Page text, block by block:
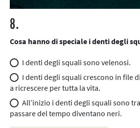
8.
Cosa hanno di speciale i denti degli
I denti degli squali sono velenosi.
I denti degli squali crescono in file
a ricrescere per tutta la vita.
All’inizio i denti degli squali sono
passare del tempo diventano neri.